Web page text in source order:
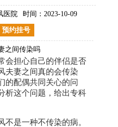
医院 时间：2023-10-09
预约挂号
之间传染吗
担心自己的伴侣是否
夫妻之间真的会传染
的配偶共同关心的问
析这个问题，给出专科
是一种不传染的病。